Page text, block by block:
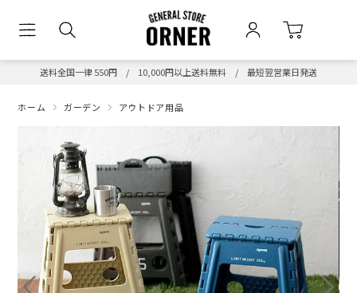
送料全国一律 550円 / 10,000円以上送料無料 / 最短翌営業日発送
ホーム ガーデン アウトドア用品